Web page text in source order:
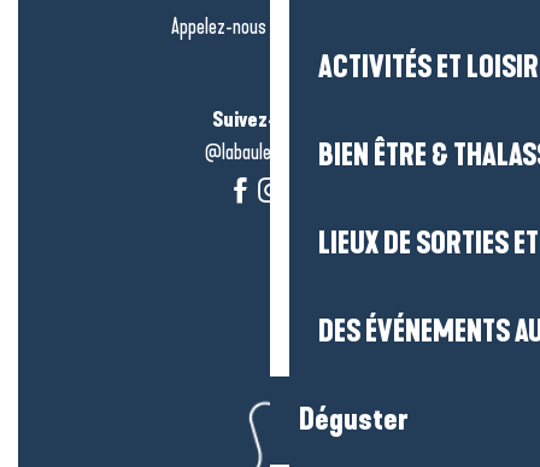
ACTIVITÉS ET
BIEN ÊTRE &
LIEUX DE SORTIES
DES ÉVÉNEMENTS
Déguster
Appelez-nous en
Suivez-nous !
@labauleguérande